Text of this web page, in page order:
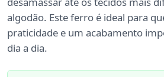
algodão. Este ferro é ideal para
praticidade e um acabamento
dia a dia.